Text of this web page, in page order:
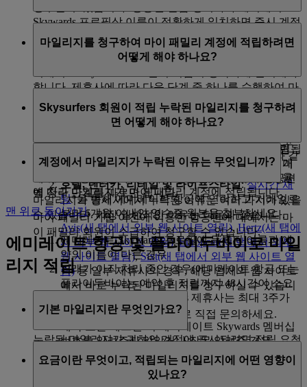
Skywards 프로필상 이름이 정확하게 일치하면 즉시 계정
에 마일리지가 적립됩니다.
립되지 않으면 적립 요청을 제출할 수 있습니다. 누락된
마일리지를 요청하려면 제휴사 예약에 사용한 이름과 에
합니다. 제휴사에 따라 다음 단계 중 하나를 수행하여 마
일리지를 요청하세요.
실시간 채팅 *을 통해 에미레이트 항공에
연락하고 예약 이름, 항공편 이용 날짜, 항공편 코
드, 여행 클래스, 출발지, 도착지, 항공권 번호와 같
은 필수 정보를 제공하세요.
호텔, 렌터카, 리테일 및 라이프스타일:실시간 채
팅*을 통해 에미레이트 항공에 연락하고 거래일로
부터 6개월 이내인 영수증 원본을 첨부하세요.
Avis(새 탭에서 외부 웹 사이트 열림),Hertz(새 탭에
서 외부 웹 사이트 열림),Europcar(새 탭에서 외부
웹 사이트 열림),Sixt(새 탭에서 외부 웹 사이트 열
림)등 일부 제휴사의 경우, 해당 업체의 웹 사이트
에서 바로 누락된 마일리지를 청구하실 수 있습니
은행: 은행의 서비스 센터로 직접 문의하세요.
누락된 마일리지가 귀하의 계정에 표시되려면 적립 요청
일로부터 6~8주가 소요됩니다.
일부 제휴사에서는 회원이 해당 제휴사 웹사이트에서 직
마일리지를 청구하여 마이 패밀리 계정에 적립하려면
어떻게 해야 하나요?
그인하여온라인으로 청구 하세요.
름이 정확하게 일치하면 즉시 계정에 마일리지가 적립됩
니다. 마이 패밀리 계정으로 마일리지를 적립하려면 개
인 멤버십 번호를 알려주셔야 합니다. 선택하신 기여율
에 따라 마일리지가 마이 패밀리 계정에 적립됩니다.
마이 패밀리 가입 이전에 이용한 항공편에 대해서는 마
이 패밀리 회원이 소급하여 청구할 수 없습니다.
Skysurfers 회원이 적립 누락된 마일리지를 청구하려
면 어떻게 해야 하나요?
Skysurfers 계정에 적립 누락된 마일리지를 청구하려면
지정된 부모 또는 보호자가 이 페이지 를 방문하여 에미
레이트 항공편, 플라이두바이 항공편, 타 제휴사 항공편
별 청구 단계를 따르면 됩니다.
계정에서 마일리지가 누락된 이유는 무엇입니까?
마일리지가 명세서에서 누락된 이유는 여러 가지가 있을
수 있습니다. 가장 일반적인 이유는 다음과 같습니다.
에미레이트 Skywards 프로필에 등록된 이름과 예
약의 이름이 다른 경우
거래가 아직 처리 중인 경우(에미레이트 항공 또는
플라이두바이는 예약 후 적립까지 48시간이 소요
되고, 에미레이트 Skywards 제휴사는 최대 3주가
소요됨)
예약 또는 체크인 시 에미레이트 Skywards 멤버십
번호를 알려주지 않았거나 잘못 알려준 경우
여정에서 입국 또는 출국 부분이 완료되지 않은 경
우
맨 위로 돌아가기
에미레이트 항공 및 플라이두바이로 마일
리지 적립
기본 마일리지란 무엇인가요?
하고 모든 에미레이트 항공권에 적립되는 기본적인
Skywards 마일리지입니다.
요금이란 무엇이고, 적립되는 마일리지에 어떤 영향이
있나요?